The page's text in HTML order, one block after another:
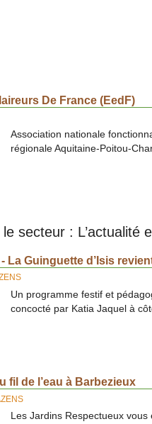
De France (EedF)
Association nationale
régionale Aquitaine-Poitou-
secteur : L’actualité
La Guinguette d’Isis
Un programme festif et
concocté par Katia Jaquel à
fil de l’eau à Barbezieux
Les Jardins Respectueux